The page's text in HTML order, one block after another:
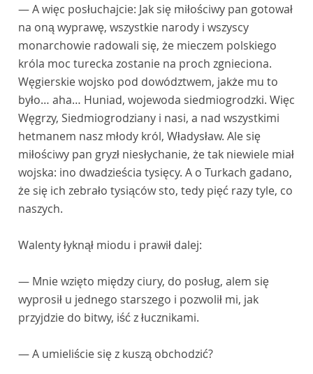
— A więc posłuchajcie: Jak się miłościwy pan gotował
na oną wyprawę, wszystkie narody i wszyscy
monarchowie radowali się, że mieczem polskiego
króla moc turecka zostanie na proch zgnieciona.
Węgierskie wojsko pod dowództwem, jakże mu to
było… aha… Huniad, wojewoda siedmiogrodzki. Więc
Węgrzy, Siedmiogrodziany i nasi, a nad wszystkimi
hetmanem nasz młody król, Władysław. Ale się
miłościwy pan gryzł niesłychanie, że tak niewiele miał
wojska: ino dwadzieścia tysięcy. A o Turkach gadano,
że się ich zebrało tysiąców sto, tedy pięć razy tyle, co
naszych.
Walenty łyknął miodu i prawił dalej:
— Mnie wzięto między ciury, do posług, alem się
wyprosił u jednego starszego i pozwolił mi, jak
przyjdzie do bitwy, iść z łucznikami.
— A umieliście się z kuszą obchodzić?